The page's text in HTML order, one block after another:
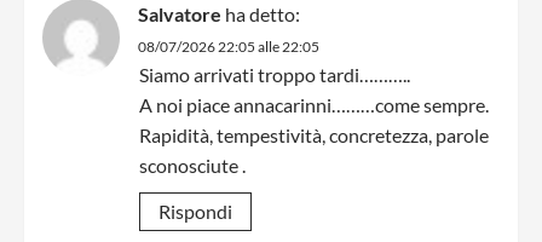
Salvatore ha detto:
08/07/2026 22:05 alle 22:05
Siamo arrivati troppo tardi………..
A noi piace annacarinni………come sempre.
Rapidità, tempestività, concretezza, parole
sconosciute .
Rispondi